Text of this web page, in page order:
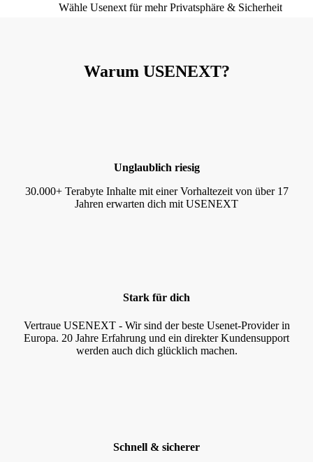
Wähle Usenext für mehr Privatsphäre & Sicherheit
Warum USENEXT?
Unglaublich riesig
30.000+ Terabyte Inhalte mit einer Vorhaltezeit von über 17
Jahren erwarten dich mit USENEXT
Stark für dich
Vertraue USENEXT - Wir sind der beste Usenet-Provider in
Europa. 20 Jahre Erfahrung und ein direkter Kundensupport
werden auch dich glücklich machen.
Schnell & sicherer